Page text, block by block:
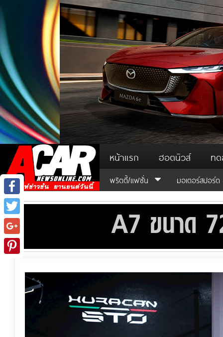
หน้าแรก ฮอตนิวส์ ท
พริตตี้/แฟชั่น มอเตอร์สปอร์ต
Facebook
Twitter
Google+